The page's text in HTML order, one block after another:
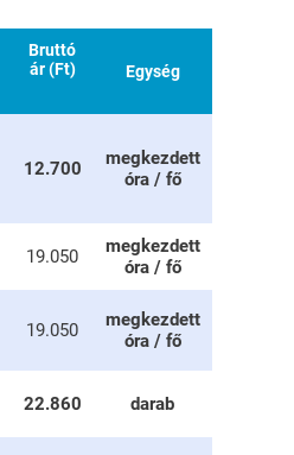
Bruttó
ár (Ft)
Egység
12.700
megkezdett
óra / fő
19.050
megkezdett
óra / fő
19.050
megkezdett
óra / fő
22.860 darab